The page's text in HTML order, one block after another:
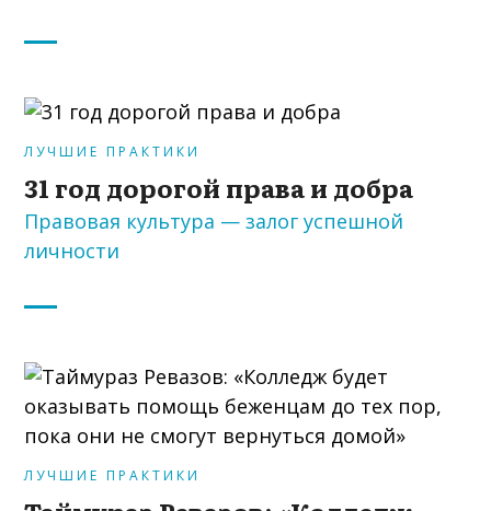
ЛУЧШИЕ ПРАКТИКИ
31 год дорогой права и добра
Правовая культура — залог успешной
личности
ЛУЧШИЕ ПРАКТИКИ